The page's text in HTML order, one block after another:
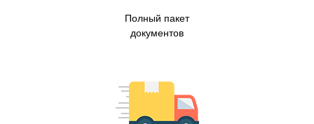
Полный пакет
документов